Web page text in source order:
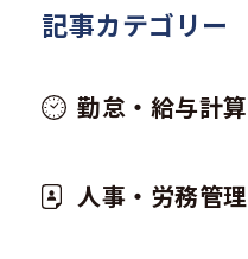
記事カテゴリー
勤怠・給与計算
人事・労務管理